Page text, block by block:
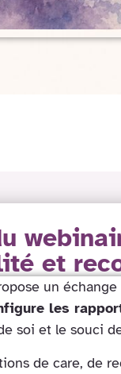
et
un
les
soi et le souci
de care, de